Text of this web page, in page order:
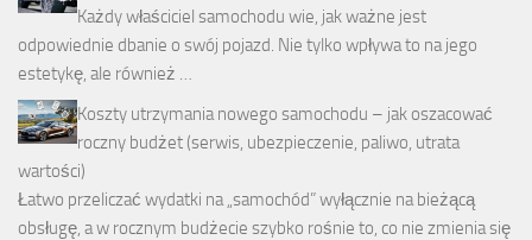
Każdy właściciel samochodu wie, jak ważne jest
odpowiednie dbanie o swój pojazd. Nie tylko wpływa to na jego
estetykę, ale również …
Koszty utrzymania nowego samochodu – jak oszacować
roczny budżet (serwis, ubezpieczenie, paliwo, utrata
wartości)
Łatwo przeliczać wydatki na „samochód” wyłącznie na bieżącą
obsługę, a w rocznym budżecie szybko rośnie to, co nie zmienia się